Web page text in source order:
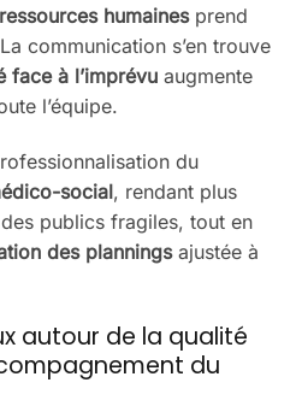
humainesprend
communication s’en trouve
face à l’imprévu augmente
l’équipe.
du
social, rendant plus
publics fragiles, tout en
des planningsajustée à
autour de la qualité
du